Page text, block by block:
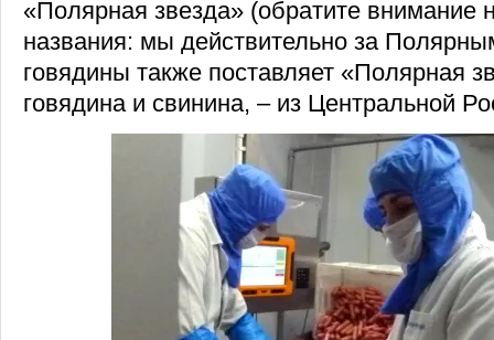
«Полярная звезда» (обратите внимание
названия: мы действительно за
говядины также поставляет «Полярная
говядина и свинина, – из Центральной